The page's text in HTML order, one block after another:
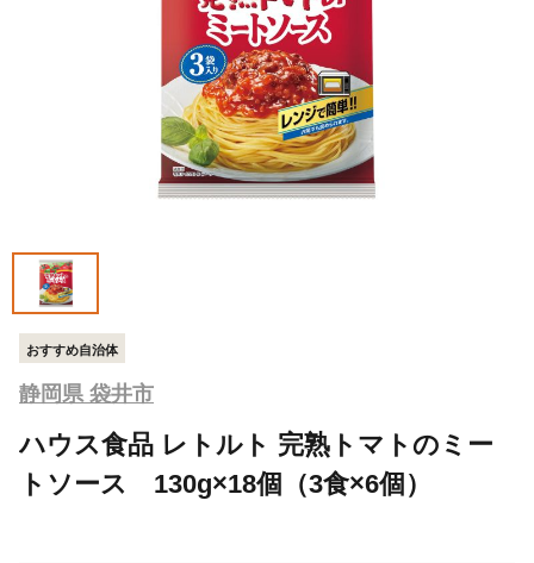
おすすめ自治体
静岡県 袋井市
ハウス食品 レトルト 完熟トマトのミー
トソース 130g×18個（3食×6個）